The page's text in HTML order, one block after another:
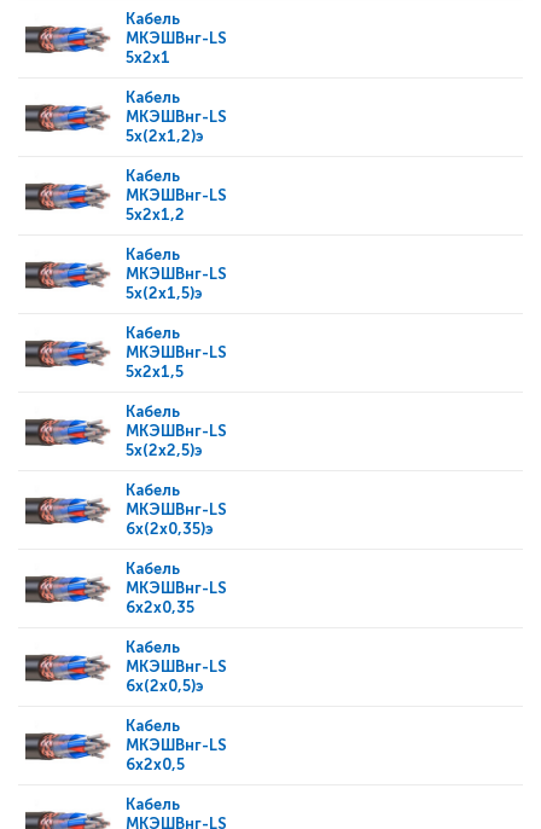
Кабель
МКЭШВнг-LS
5x2x1
Кабель
МКЭШВнг-LS
5x(2x1,2)э
Кабель
МКЭШВнг-LS
5x2x1,2
Кабель
МКЭШВнг-LS
5x(2x1,5)э
Кабель
МКЭШВнг-LS
5x2x1,5
Кабель
МКЭШВнг-LS
5x(2x2,5)э
Кабель
МКЭШВнг-LS
6x(2x0,35)э
Кабель
МКЭШВнг-LS
6x2x0,35
Кабель
МКЭШВнг-LS
6x(2x0,5)э
Кабель
МКЭШВнг-LS
6x2x0,5
Кабель
МКЭШВнг-LS